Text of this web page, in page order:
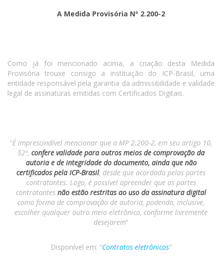
A Medida Provisória Nº 2.200-2
Como já foi mencionado acima, a criação desta Medida
Provisória trouxe consigo a instituição do ICP-Brasil, uma
entidade responsável pela garantia da admissibilidade e validade
legal de assinaturas emitidas com Certificados Digitais.
“É imprescindível mencionar que a MP 2.200-2, em seu artigo 10,
§2º, confere validade para outros meios de comprovação da
autoria e de integridade do documento, ainda que não
certificados pela ICP-Brasil, desde que acordado pelas partes
contratantes. Logo, é possível apreender que as partes
contratantes não estão restritas ao uso da assinatura digital
como forma de comprovação de autoria, podendo, inclusive,
escolher qualquer outro meio eletrônico, conforme livremente
desejarem”
Disponível em: “Contratos eletrônicos”